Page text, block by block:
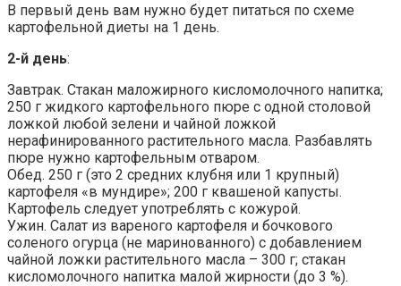
В первый день вам нужно будет питаться по схеме
картофельной диеты на 1 день.
2-й день:
Завтрак. Стакан маложирного кисломолочного напитка;
250 г жидкого картофельного пюре с одной столовой
ложкой любой зелени и чайной ложкой
нерафинированного растительного масла. Разбавлять
пюре нужно картофельным отваром.
Обед. 250 г (это 2 средних клубня или 1 крупный)
картофеля «в мундире»; 200 г квашеной капусты.
Картофель следует употреблять с кожурой.
Ужин. Салат из вареного картофеля и бочкового
соленого огурца (не маринованного) с добавлением
чайной ложки растительного масла – 300 г; стакан
кисломолочного напитка малой жирности (до 3 %).